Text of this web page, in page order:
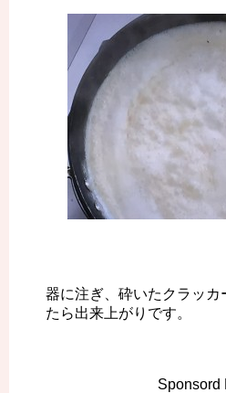
器に注ぎ、砕いたクラッカ
たら出来上がりです。
Sponsord